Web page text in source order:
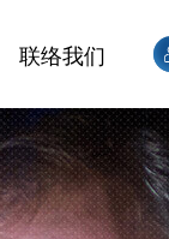
联络我们